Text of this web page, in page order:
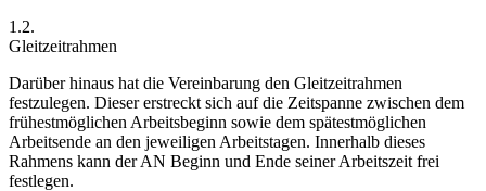
1.2.
Gleitzeitrahmen
Darüber hinaus hat die Vereinbarung den Gleitzeitrahmen
festzulegen. Dieser erstreckt sich auf die Zeitspanne zwischen dem
frühestmöglichen Arbeitsbeginn sowie dem spätestmöglichen
Arbeitsende an den jeweiligen Arbeitstagen. Innerhalb dieses
Rahmens kann der AN Beginn und Ende seiner Arbeitszeit frei
festlegen.